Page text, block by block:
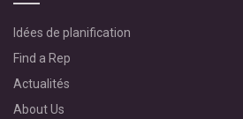
Idées de planification
Find a Rep
Actualités
About Us